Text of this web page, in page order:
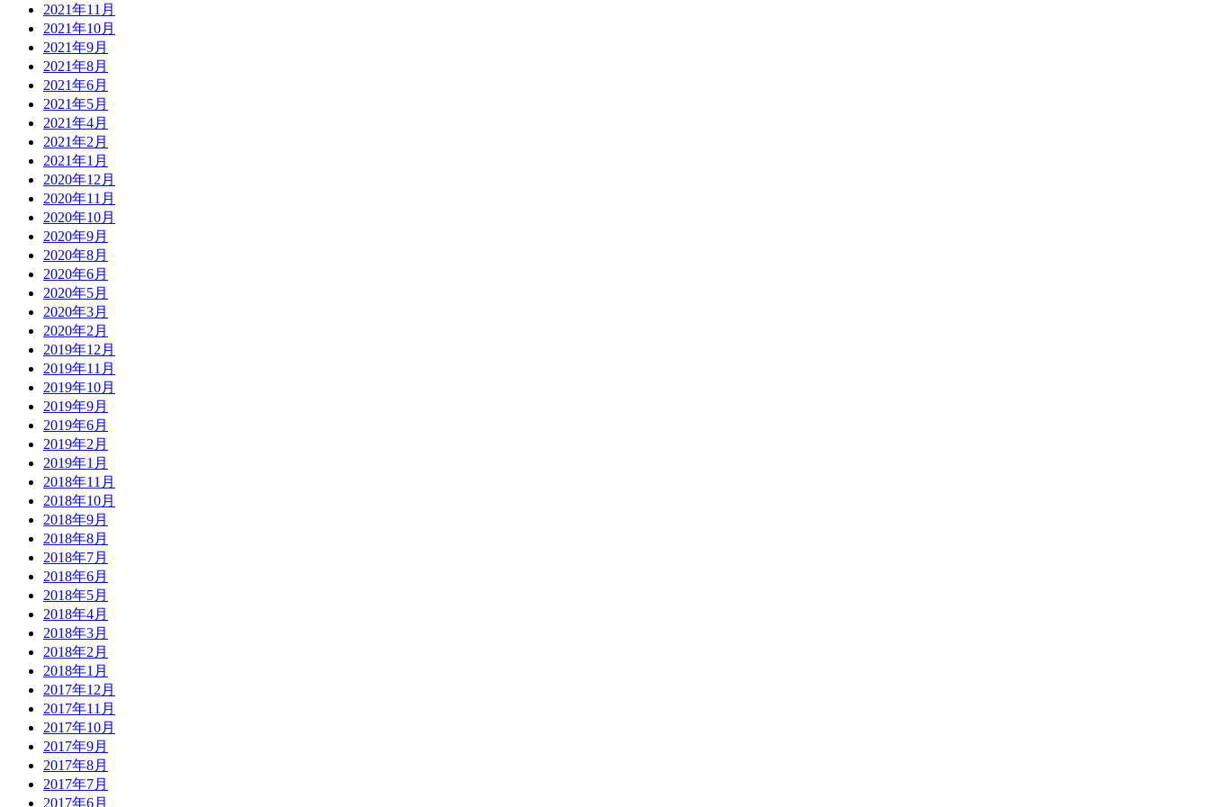
2021年11月
2021年10月
2021年9月
2021年8月
2021年6月
2021年5月
2021年4月
2021年2月
2021年1月
2020年12月
2020年11月
2020年10月
2020年9月
2020年8月
2020年6月
2020年5月
2020年3月
2020年2月
2019年12月
2019年11月
2019年10月
2019年9月
2019年6月
2019年2月
2019年1月
2018年11月
2018年10月
2018年9月
2018年8月
2018年7月
2018年6月
2018年5月
2018年4月
2018年3月
2018年2月
2018年1月
2017年12月
2017年11月
2017年10月
2017年9月
2017年8月
2017年7月
2017年6月